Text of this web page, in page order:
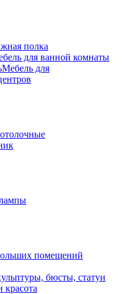
полка
для ванной комнаты
Мебель для
помещений
красота